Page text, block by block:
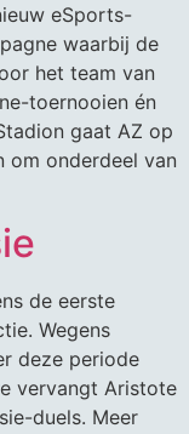
eSports-
waarbij de
het team van
toernooien én
gaat AZ op
om onderdeel van
de eerste
Wegens
deze periode
vervangt Aristote
duels. Meer